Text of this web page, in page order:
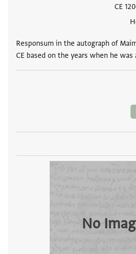
Responsum in the autograph of
CE based on the years when he
No